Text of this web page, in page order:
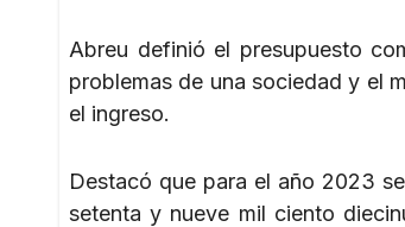
Abreu definió el presupuesto
problemas de una sociedad y el
el ingreso.
Destacó que para el año 2023
setenta y nueve mil ciento